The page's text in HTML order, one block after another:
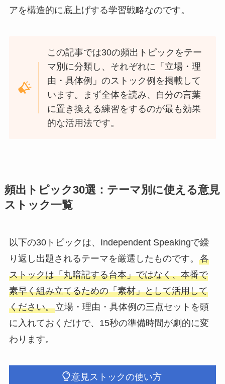
アを構造的に底上げする学習戦略なのです。
この記事では30の頻出トピックをテー
マ別に分類し、それぞれに「立場・理
由・具体例」のストック例を掲載して
います。まず全体を読み、自分の言葉
に置き換える練習をするのが最も効果
的な活用法です。
頻出トピック30選：テーマ別に使える意見
ストック一覧
以下の30トピックは、Independent Speakingで繰
り返し出題されるテーマを厳選したものです。 各
ストックは「丸暗記する台本」ではなく、本番で
素早く組み立てるための「素材」として活用して
ください。立場・理由・具体例の三点セットを頭
に入れておくだけで、15秒の準備時間が劇的に変
わります。
意見ストックの使い方